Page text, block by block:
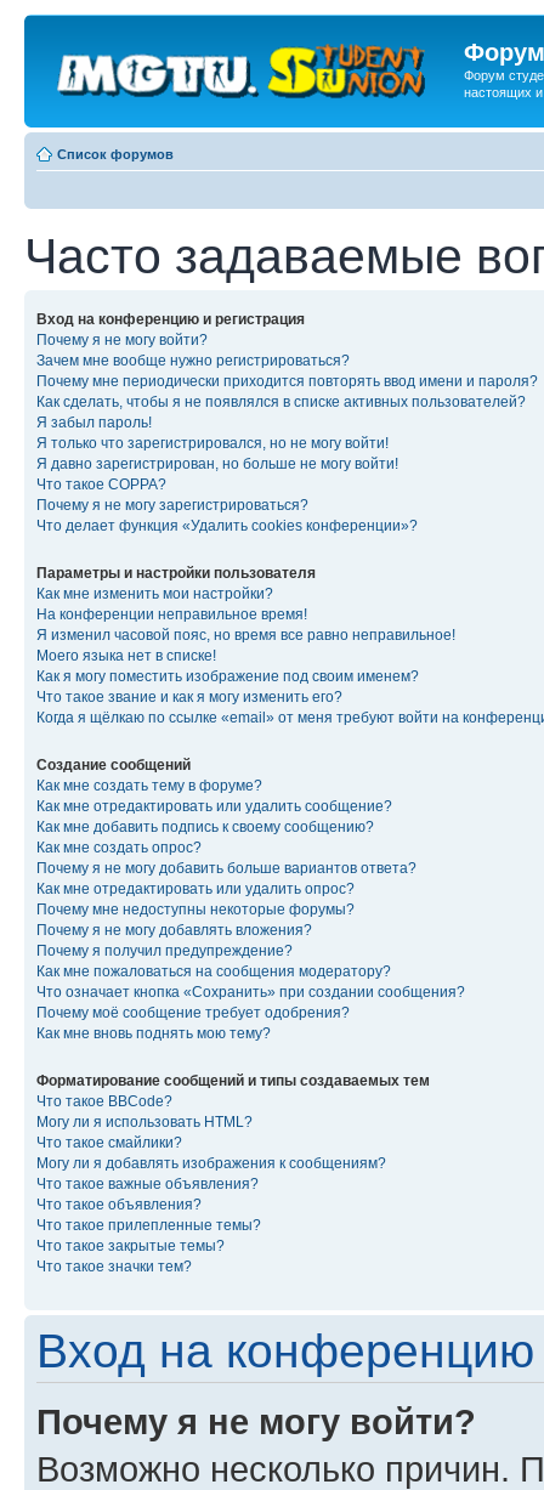
Форум
настоящих
Список форумов
Часто задаваемые
Вход на конференцию и регистрация
Почему я не могу войти?
Зачем мне вообще нужно регистрироваться?
Почему мне периодически приходится повторять ввод имени и пароля?
Как сделать, чтобы я не появлялся в списке активных пользователей?
Я забыл пароль!
Я только что зарегистрировался, но не могу войти!
Я давно зарегистрирован, но больше не могу войти!
Что такое COPPA?
Почему я не могу зарегистрироваться?
Что делает функция «Удалить cookies конференции»?
Параметры и настройки пользователя
Как мне изменить мои настройки?
На конференции неправильное время!
Я изменил часовой пояс, но время все равно неправильное!
Моего языка нет в списке!
Как я могу поместить изображение под своим именем?
Что такое звание и как я могу изменить его?
Когда я щёлкаю по ссылке «email» от меня требуют войти на
Создание сообщений
Как мне создать тему в форуме?
Как мне отредактировать или удалить сообщение?
Как мне добавить подпись к своему сообщению?
Как мне создать опрос?
Почему я не могу добавить больше вариантов ответа?
Как мне отредактировать или удалить опрос?
Почему мне недоступны некоторые форумы?
Почему я не могу добавлять вложения?
Почему я получил предупреждение?
Как мне пожаловаться на сообщения модератору?
Что означает кнопка «Сохранить» при создании сообщения?
Почему моё сообщение требует одобрения?
Как мне вновь поднять мою тему?
Форматирование сообщений и типы создаваемых тем
Что такое BBCode?
Могу ли я использовать HTML?
Что такое смайлики?
Могу ли я добавлять изображения к сообщениям?
Что такое важные объявления?
Что такое объявления?
Что такое прилепленные темы?
Что такое закрытые темы?
Что такое значки тем?
Вход на конференцию
Почему я не могу войти?
Возможно несколько причин.